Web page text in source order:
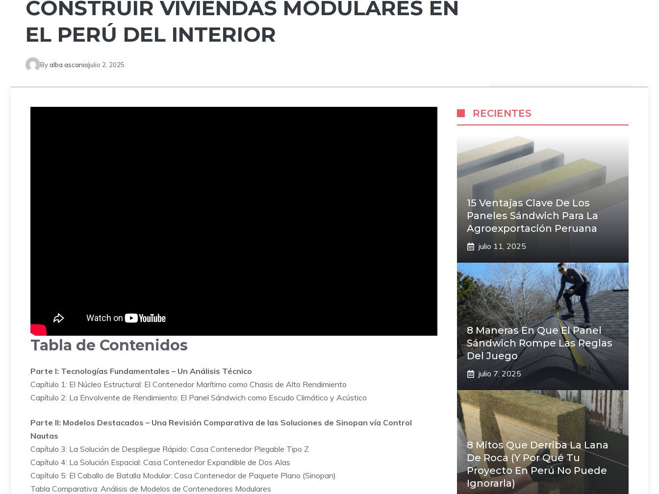
CONSTRUIR VIVIENDAS MODULARES EN
EL PERÚ DEL INTERIOR
By alba ascaniojulio 2, 2025
Tabla de Contenidos
Parte I: Tecnologías Fundamentales – Un Análisis Técnico
Capítulo 1: El Núcleo Estructural: El Contenedor Marítimo como Chasis de Alto Rendimiento
Capítulo 2: La Envolvente de Rendimiento: El Panel Sándwich como Escudo Climático y Acústico
Parte II: Modelos Destacados – Una Revisión Comparativa de las Soluciones de Sinopan vía Control
Nautas
Capítulo 3: La Solución de Despliegue Rápido: Casa Contenedor Plegable Tipo Z
Capítulo 4: La Solución Espacial: Casa Contenedor Expandible de Dos Alas
Capítulo 5: El Caballo de Batalla Modular: Casa Contenedor de Paquete Plano (Sinopan)
Tabla Comparativa: Análisis de Modelos de Contenedores Modulares
RECIENTES
15 Ventajas Clave De Los
Paneles Sándwich Para La
Agroexportación Peruana
julio 11, 2025
8 Maneras En Que El Panel
Sándwich Rompe Las Reglas
Del Juego
julio 7, 2025
8 Mitos Que Derriba La Lana
De Roca (Y Por Qué Tu
Proyecto En Perú No Puede
Ignorarla)